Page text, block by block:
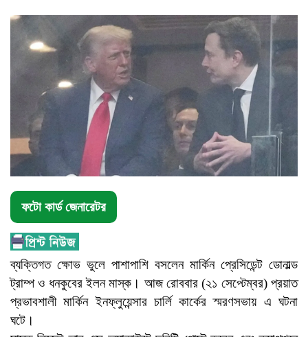
ফটো কার্ড জেনারেটর
ব্যক্তিগত ক্ষোভ ভুলে পাশাপাশি বসলেন মার্কিন প্রেসিডেন্ট ডোনাল্ড
ট্রাম্প ও ধনকুবের ইলন মাস্ক। আজ রোববার (২১ সেপ্টেম্বর) প্রয়াত
প্রভাবশালী মার্কিন ইনফ্লুয়েন্সার চার্লি কার্কের স্মরণসভায় এ ঘটনা
ঘটে।